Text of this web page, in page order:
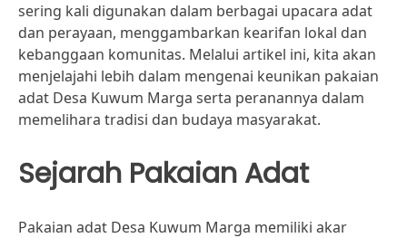
sering kali digunakan dalam berbagai upacara adat
dan perayaan, menggambarkan kearifan lokal dan
kebanggaan komunitas. Melalui artikel ini, kita akan
menjelajahi lebih dalam mengenai keunikan pakaian
adat Desa Kuwum Marga serta peranannya dalam
memelihara tradisi dan budaya masyarakat.
Sejarah Pakaian Adat
Pakaian adat Desa Kuwum Marga memiliki akar